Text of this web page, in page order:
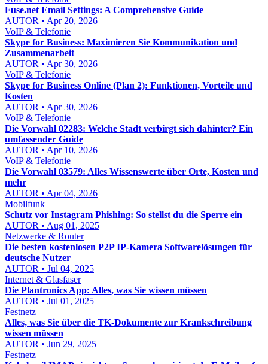
Fuse.net Email Settings: A Comprehensive Guide
AUTOR • Apr 20, 2026
VoIP & Telefonie
Skype for Business: Maximieren Sie Kommunikation und
Zusammenarbeit
AUTOR • Apr 30, 2026
VoIP & Telefonie
Skype for Business Online (Plan 2): Funktionen, Vorteile und
Kosten
AUTOR • Apr 30, 2026
VoIP & Telefonie
Die Vorwahl 02283: Welche Stadt verbirgt sich dahinter? Ein
umfassender Guide
AUTOR • Apr 10, 2026
VoIP & Telefonie
Die Vorwahl 03579: Alles Wissenswerte über Orte, Kosten und
mehr
AUTOR • Apr 04, 2026
Mobilfunk
Schutz vor Instagram Phishing: So stellst du die Sperre ein
AUTOR • Aug 01, 2025
Netzwerke & Router
Die besten kostenlosen P2P IP-Kamera Softwarelösungen für
deutsche Nutzer
AUTOR • Jul 04, 2025
Internet & Glasfaser
Die Plantronics App: Alles, was Sie wissen müssen
AUTOR • Jul 01, 2025
Festnetz
Alles, was Sie über die TK-Dokumente zur Krankschreibung
wissen müssen
AUTOR • Jun 29, 2025
Festnetz